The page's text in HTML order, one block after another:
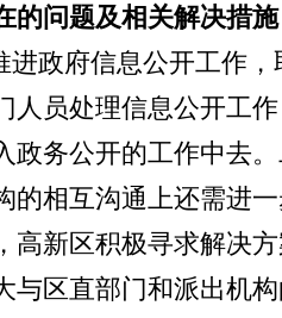
的问题及相关解决措施
政府信息公开工作
人员处理信息公开工
政务公开的工作中去
的相互沟通上还需进
高新区积极寻求解决
与区直部门和派出机